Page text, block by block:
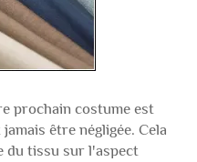
prochain costume est
être négligée. Cela
du tissu sur l'aspect